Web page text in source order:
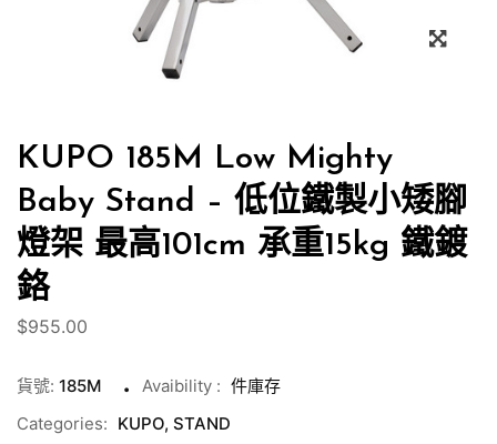
KUPO 185M Low Mighty
Baby Stand – 低位鐵製小矮腳
燈架 最高101cm 承重15kg 鐵鍍
鉻
$955.00
貨號: 185M Avaibility : 件庫存
Categories: KUPO, STAND